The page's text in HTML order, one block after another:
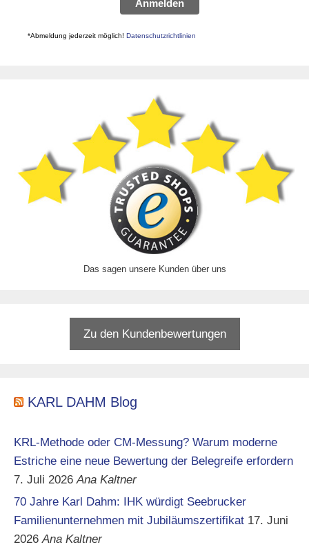
Anmelden
*Abmeldung jederzeit möglich! Datenschutzrichtlinien
Das sagen unsere Kunden über uns
Zu den Kundenbewertungen
KARL DAHM Blog
KRL-Methode oder CM-Messung? Warum moderne
Estriche eine neue Bewertung der Belegreife erfordern
7. Juli 2026 Ana Kaltner
70 Jahre Karl Dahm: IHK würdigt Seebrucker
Familienunternehmen mit Jubiläumszertifikat 17. Juni
2026 Ana Kaltner